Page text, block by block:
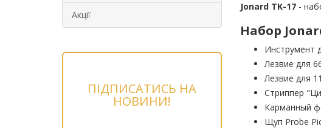
Акції
ПІДПИСАТИСЬ НА
НОВИНИ!
Jonard TK-17-
Набор
Инструмент
Лезвие для
Лезвие для
Стриппер
Карманный
Щуп Probe